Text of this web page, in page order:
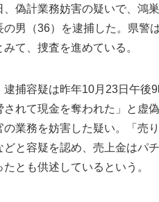
位置
、偽計業務妨害の疑いで、鴻
の男（36）を逮捕した。県警
みて、捜査を進めている。
捕容疑は昨年10月23日午後
されて現金を奪われた」と虚
の業務を妨害した疑い。「売
どと容疑を認め、売上金はパ
たとも供述しているという。